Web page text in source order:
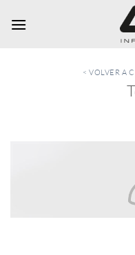
< VOLVER A